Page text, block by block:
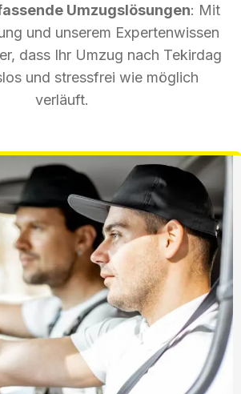
Umzugslösungen: Mit
und unserem Expertenwissen
dass Ihr Umzug nach Tekirdag
und stressfrei wie möglich
verläuft.